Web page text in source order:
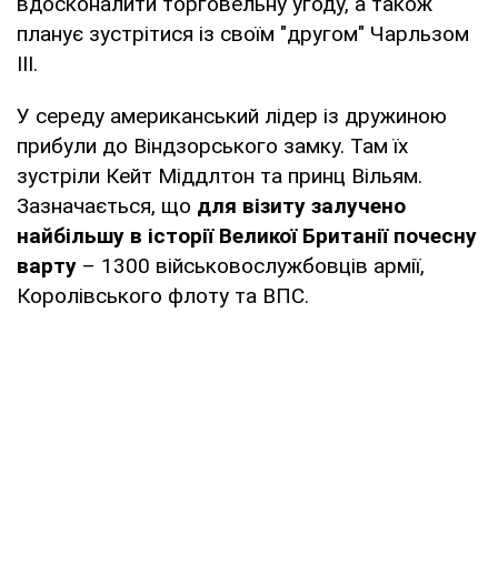
планує зустрітися із своїм "другом" Чарльзом
III.
У середу американський лідер із дружиною
прибули до Віндзорського замку. Там їх
зустріли Кейт Міддлтон та принц Вільям.
Зазначається, що для візиту залучено
найбільшу в історії Великої Британії почесну
варту – 1300 військовослужбовців армії,
Королівського флоту та ВПС.